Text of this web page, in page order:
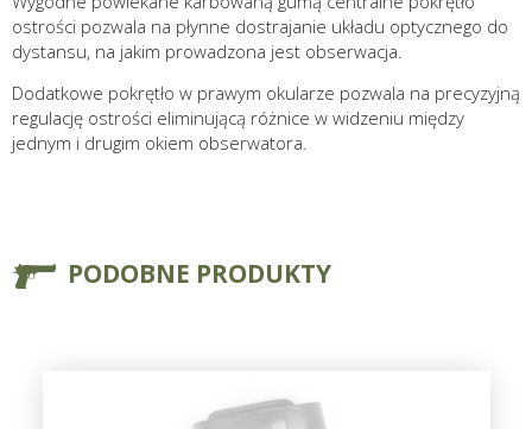
ostrości pozwala na płynne dostrajanie układu optycznego do
dystansu, na jakim prowadzona jest obserwacja.
Dodatkowe pokrętło w prawym okularze pozwala na precyzyjną
regulację ostrości eliminującą różnice w widzeniu między
jednym i drugim okiem obserwatora.
PODOBNE PRODUKTY